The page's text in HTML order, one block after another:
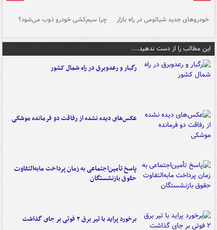
خودروهای جدید شیائومی در راه بازار چرا سیم‌کشی خودرو ذوب می‌شود؟
این مطالب را از دست ندهید....
رگبار و رعدوبرق در راه شمال کشور
عکس‌های دیده نشده از رفاقت دو فرمانده‌ موشکی
پاسخ تأمین‌اجتماعی به زمان پرداخت مابه‌التفاوت
حقوق بازنشستگان
برخورد پراید با تیر برق ۲ فوتی بر جای گذاشت